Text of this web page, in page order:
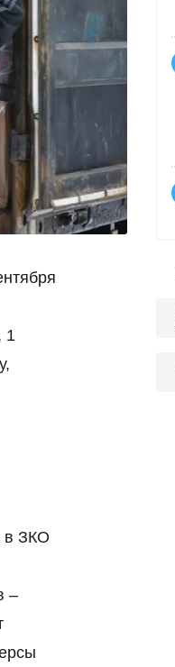
1
в ЗКО
–